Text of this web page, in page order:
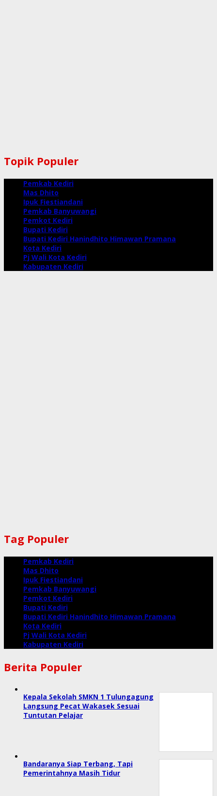
Topik Populer
Pemkab Kediri
Mas Dhito
Ipuk Fiestiandani
Pemkab Banyuwangi
Pemkot Kediri
Bupati Kediri
Bupati Kediri Hanindhito Himawan Pramana
Kota Kediri
Pj Wali Kota Kediri
Kabupaten Kediri
Tag Populer
Pemkab Kediri
Mas Dhito
Ipuk Fiestiandani
Pemkab Banyuwangi
Pemkot Kediri
Bupati Kediri
Bupati Kediri Hanindhito Himawan Pramana
Kota Kediri
Pj Wali Kota Kediri
Kabupaten Kediri
Berita Populer
Kepala Sekolah SMKN 1 Tulungagung
Langsung Pecat Wakasek Sesuai
Tuntutan Pelajar
Bandaranya Siap Terbang, Tapi
Pemerintahnya Masih Tidur